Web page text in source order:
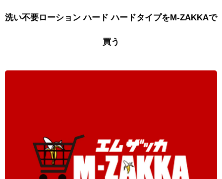
洗い不要ローション ハード ハードタイプをM-ZAKKAで
買う